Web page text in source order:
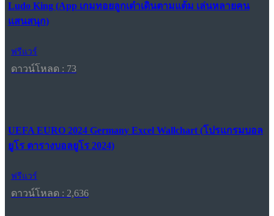
Ludo King (App เกมทอยลูกเต๋าเดินตามแต้ม เล่นหลายคน
แสนสนุก)
ฟรีแวร์
ดาวน์โหลด : 73
UEFA EURO 2024 Germany Excel Wallchart (โปรแกรมบอล
ยูโร ตารางบอลยูโร 2024)
ฟรีแวร์
ดาวน์โหลด : 2,636